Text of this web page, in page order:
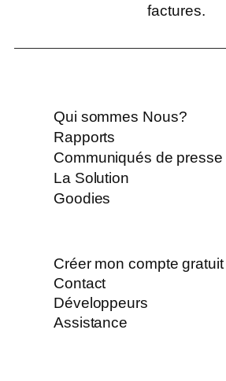
factures.
Qui sommes Nous?
Rapports
Communiqués de presse
La Solution
Goodies
Créer mon compte gratuit
Contact
Développeurs
Assistance